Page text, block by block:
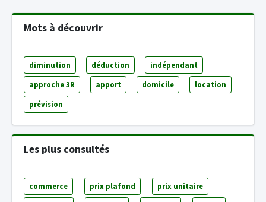
Mots à découvrir
diminution déduction indépendant
approche 3R apport domicile location
prévision
Les plus consultés
commerce prix plafond prix unitaire